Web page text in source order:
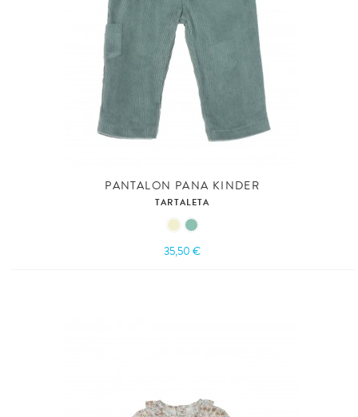
PANTALON PANA KINDER
TARTALETA
35,50 €